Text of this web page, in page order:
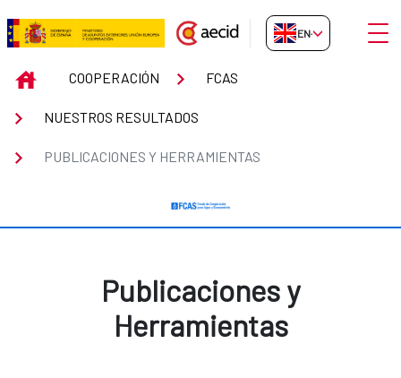
Skip to Main Content
Publicaciones y Herramientas
EN-GB
INICIOCOOPERACIÓN FCAS
NUESTROS RESULTADOS
PUBLICACIONES Y HERRAMIENTAS
Publicaciones y
Herramientas